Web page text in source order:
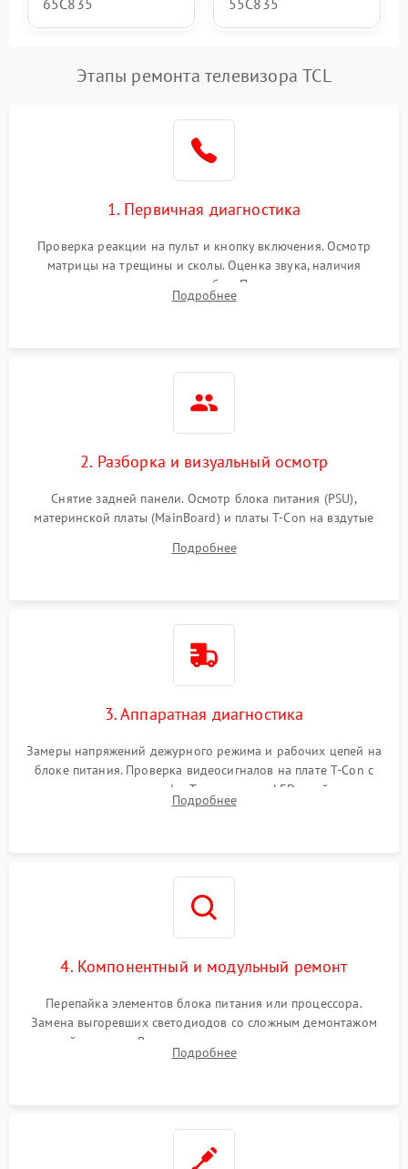
65C835 55C835
Этапы ремонта телевизора TCL
1. Первичная диагностика
Проверка реакции на пульт и кнопку включения. Осмотр
матрицы на трещины и сколы. Оценка звука, наличия
подсветки и индикаторов ошибок. Подключение тестовых
источников сигнала для выявления симптомов поломки.
Подробнее
2. Разборка и визуальный осмотр
Снятие задней панели. Осмотр блока питания (PSU),
материнской платы (MainBoard) и платы T-Con на вздутые
Проверка надежности фиксации и целостности шлейфов.
Подробнее
3. Аппаратная диагностика
Замеры напряжений дежурного режима и рабочих цепей на
блоке питания. Проверка видеосигналов на плате T-Con с
помощью осциллографа. Тестирование LED-драйвера и
светодиодных планок подсветки мультиметром.
Подробнее
4. Компонентный и модульный ремонт
Перепайка элементов блока питания или процессора.
Замена выгоревших светодиодов со сложным демонтажом
хрупкой матрицы. Восстановление поврежденных дорожек,
прошивка микросхем памяти EEPROM
Подробнее